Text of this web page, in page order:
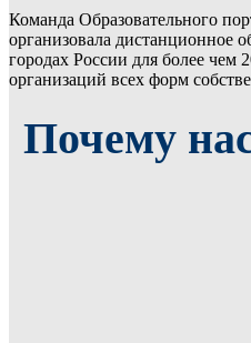
Команда Образовательного
организовала дистанционное
городах России для более чем
организаций всех форм
Почему